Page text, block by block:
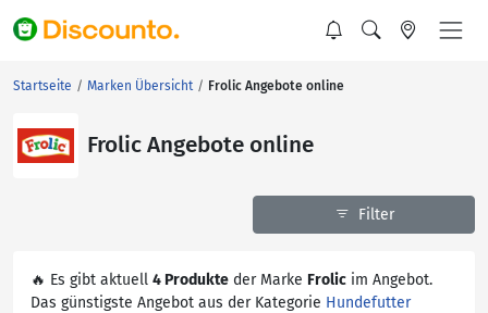
Startseite Marken Übersicht Frolic Angebote online
Frolic Angebote online
Filter
🔥 Es gibt aktuell 4 Produkte der Marke Frolic im Angebot.
Das günstigste Angebot aus der Kategorie Hundefutter